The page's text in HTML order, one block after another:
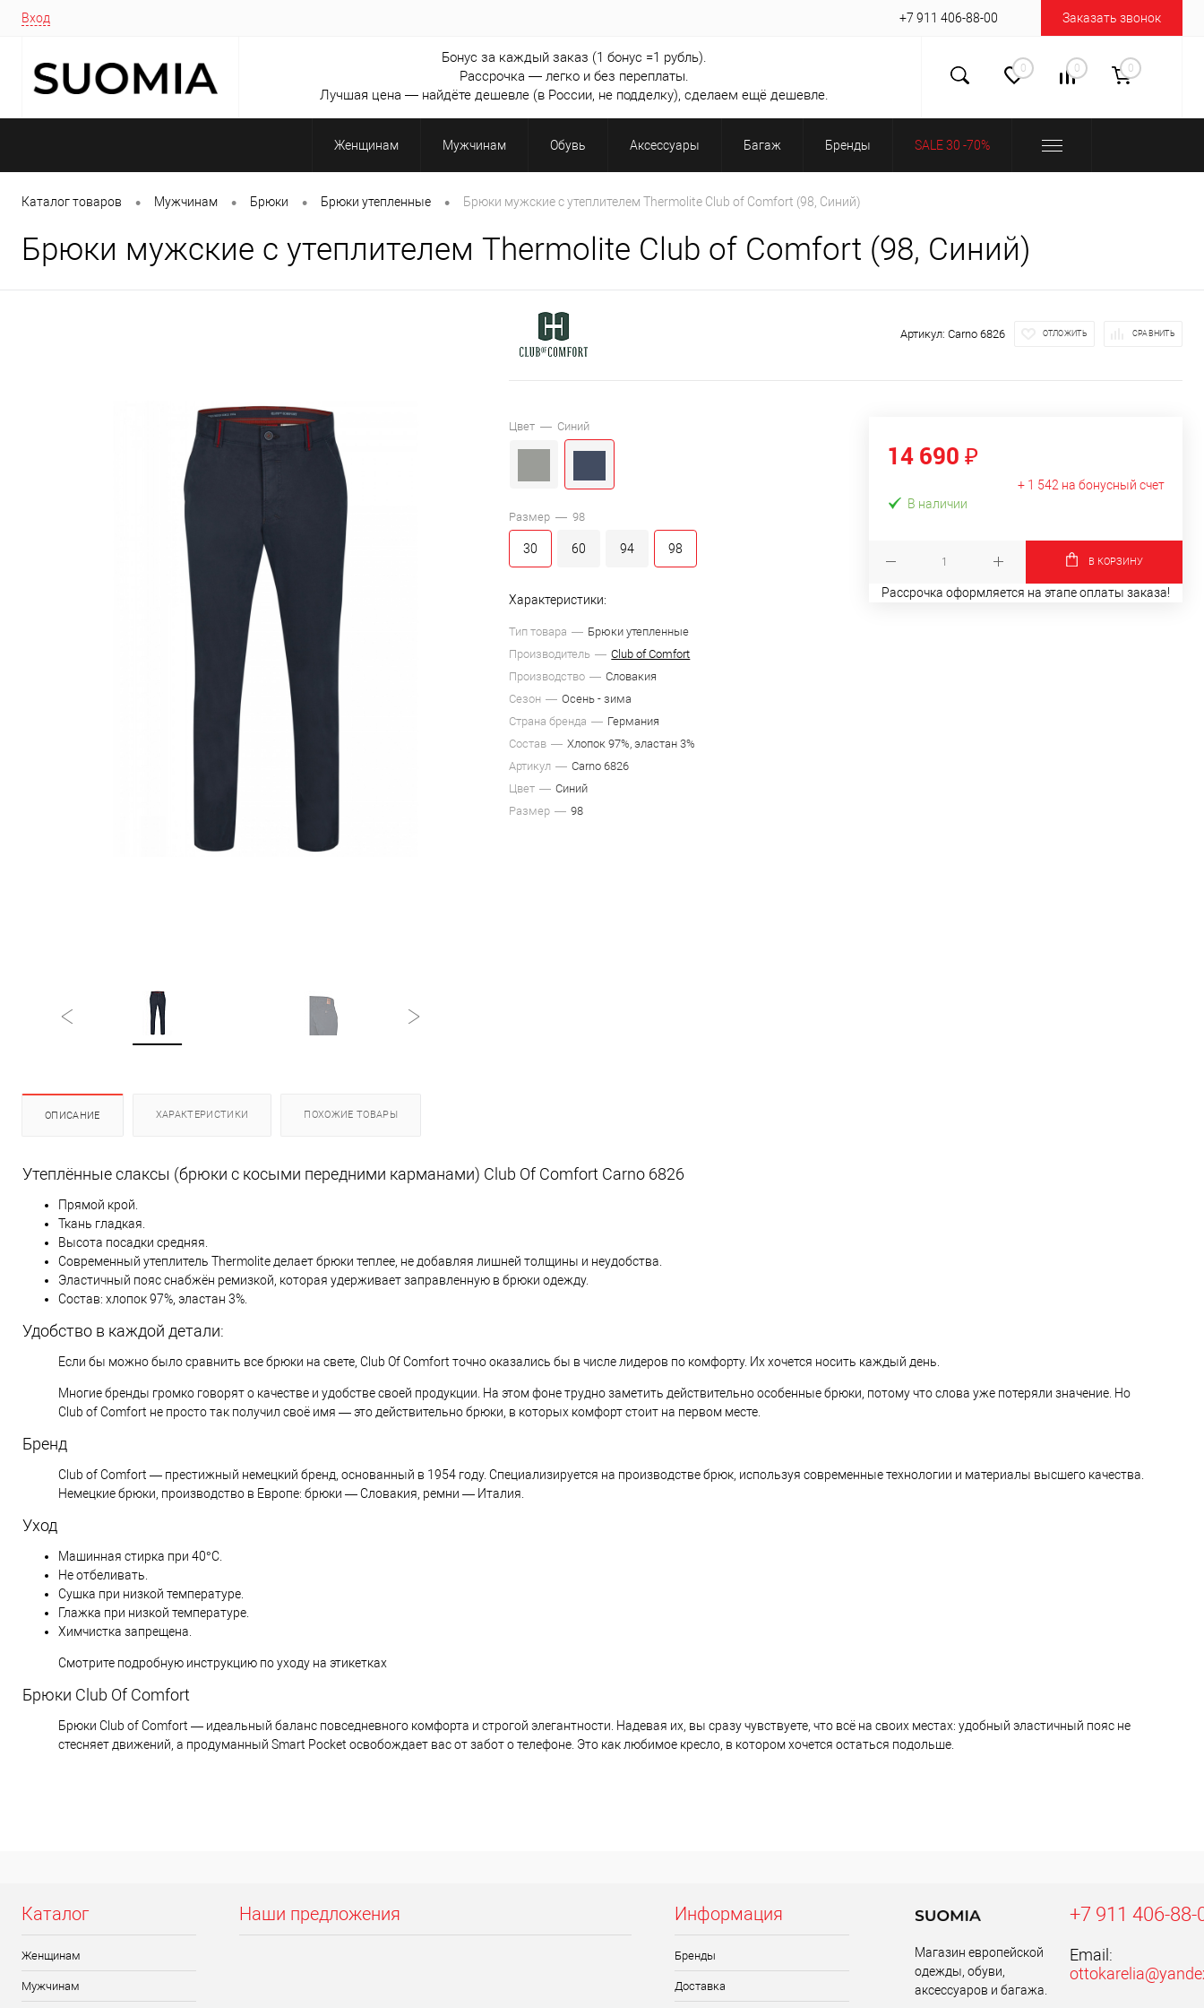
Вход +7 911 406-88-00 Заказать звонок
Бонус за каждый заказ (1 бонус =1 рубль).
Рассрочка — легко и без переплаты.
Лучшая цена — найдёте дешевле (в России, не подделку), сделаем ещё дешевле.
0 0 0
Женщинам Мужчинам Обувь Аксессуары Багаж Бренды SALE 30 -70%
Каталог товаров • Мужчинам • Брюки • Брюки утепленные • Брюки мужские с утеплителем Thermolite Club of Comfort (98, Синий)
Брюки мужские с утеплителем Thermolite Club of Comfort (98, Синий)
Артикул: Carno 6826 ОТЛОЖИТЬ СРАВНИТЬ
Цвет — Синий
Размер —98
30 60 94 98
Характеристики:
Тип товара
Брюки утепленные
Производитель
Club of Comfort
Производство
Словакия
Сезон
Осень - зима
Страна бренда
Германия
Состав
Хлопок 97%, эластан 3%
Артикул
Carno 6826
Цвет
Синий
Размер
98
14 690 ₽
+ 1 542 на бонусный счет
В наличии
В КОРЗИНУ
Рассрочка оформляется на этапе оплаты заказа!
ОПИСАНИЕ ХАРАКТЕРИСТИКИ ПОХОЖИЕ ТОВАРЫ
Утеплённые слаксы (брюки с косыми передними карманами) Club Of Comfort Carno 6826
Прямой крой.
Ткань гладкая.
Высота посадки средняя.
Современный утеплитель Thermolite делает брюки теплее, не добавляя лишней толщины и неудобства.
Эластичный пояс снабжён ремизкой, которая удерживает заправленную в брюки одежду.
Состав: хлопок 97%, эластан 3%.
Удобство в каждой детали:
Если бы можно было сравнить все брюки на свете, Club Of Comfort точно оказались бы в числе лидеров по комфорту. Их хочется носить каждый день.
Многие бренды громко говорят о качестве и удобстве своей продукции. На этом фоне трудно заметить действительно особенные брюки, потому что слова уже потеряли значение. Но
Club of Comfort не просто так получил своё имя — это действительно брюки, в которых комфорт стоит на первом месте.
Бренд
Club of Comfort — престижный немецкий бренд, основанный в 1954 году. Специализируется на производстве брюк, используя современные технологии и материалы высшего качества.
Немецкие брюки, производство в Европе: брюки — Словакия, ремни — Италия.
Уход
Машинная стирка при 40°C.
Не отбеливать.
Сушка при низкой температуре.
Глажка при низкой температуре.
Химчистка запрещена.
Смотрите подробную инструкцию по уходу на этикетках
Брюки Club Of Comfort
Брюки Club of Comfort — идеальный баланс повседневного комфорта и строгой элегантности. Надевая их, вы сразу чувствуете, что всё на своих местах: удобный эластичный пояс не
стесняет движений, а продуманный Smart Pocket освобождает вас от забот о телефоне. Это как любимое кресло, в котором хочется остаться подольше.
Каталог
Женщинам
Мужчинам
Наши предложения Информация
Бренды
Доставка
Магазин европейской
одежды, обуви,
аксессуаров и багажа.
+7 911 406-88-
Email: